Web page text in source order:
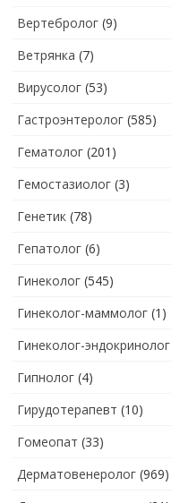
Вертебролог (9)
Ветрянка (7)
Вирусолог (53)
Гастроэнтеролог (585)
Гематолог (201)
Гемостазиолог (3)
Генетик (78)
Гепатолог (6)
Гинеколог (545)
Гинеколог-маммолог (1)
Гинеколог-эндокринолог
Гипнолог (4)
Гирудотерапевт (10)
Гомеопат (33)
Дерматовенеролог (969)